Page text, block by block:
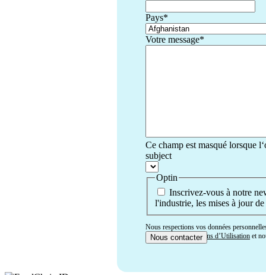
Pays*
Votre message*
Ce champ est masqué lorsque
subject
Optin
Inscrivez-vous à notre
l'industrie, les mises à jour
Nous respections vos données
acceptez nosConditions d’Utilisation et